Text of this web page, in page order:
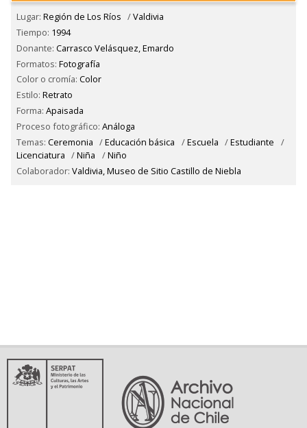
Lugar: Región de Los Ríos /Valdivia
Tiempo: 1994
Donante: Carrasco Velásquez, Emardo
Formatos: Fotografía
Color o cromía: Color
Estilo: Retrato
Forma: Apaisada
Proceso fotográfico: Análoga
Temas: Ceremonia /Educación básica /Escuela /Estudiante
/
Licenciatura /Niña /Niño
Colaborador: Valdivia, Museo de Sitio Castillo de Niebla